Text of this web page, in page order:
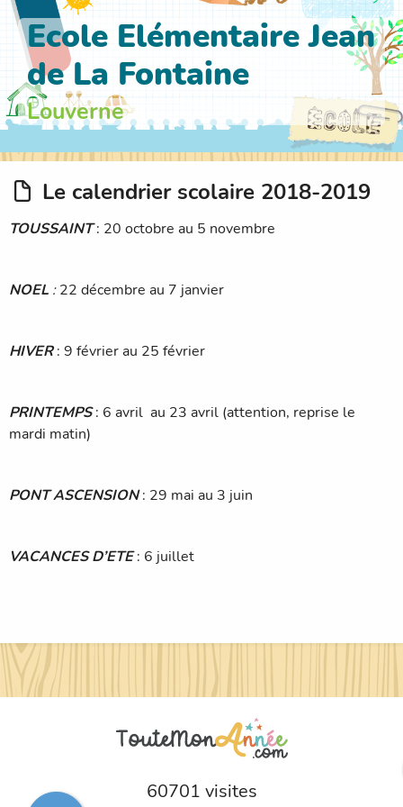
Ecole Elémentaire Jean
de La Fontaine
Louverne
Le calendrier scolaire 2018-2019
TOUSSAINT: 20 octobre au 5 novembre
NOEL :22 décembre au 7 janvier
HIVER: 9 février au 25 février
PRINTEMPS: 6 avril au 23 avril (attention, reprise le
mardi matin)
PONT ASCENSION: 29 mai au 3 juin
VACANCES D’ETE: 6 juillet
60701 visites